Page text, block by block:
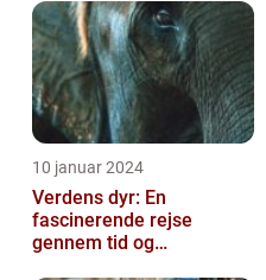
10 januar 2024
Verdens dyr: En
fascinerende rejse
gennem tid og